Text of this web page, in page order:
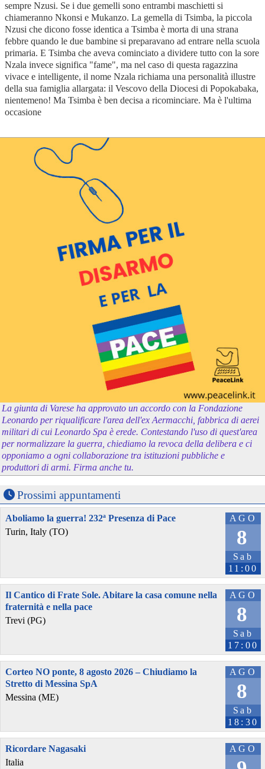
sempre Nzusi. Se i due gemelli sono entrambi maschietti si
chiameranno Nkonsi e Mukanzo. La gemella di Tsimba, la piccola
Nzusi che dicono fosse identica a Tsimba è morta di una strana
febbre quando le due bambine si preparavano ad entrare nella scuola
primaria. E Tsimba che aveva cominciato a dividere tutto con la sore
Nzala invece significa "fame", ma nel caso di questa ragazzina
vivace e intelligente, il nome Nzala richiama una personalità illustre
della sua famiglia allargata: il Vescovo della Diocesi di Popokabaka,
nientemeno! Ma Tsimba è ben decisa a ricominciare. Ma è l'ultima
occasione
La giunta di Varese ha approvato un accordo con la Fondazione
Leonardo per riqualificare l'area dell'ex Aermacchi, fabbrica di aerei
militari di cui Leonardo Spa è erede. Contestando l'uso di quest'area
per normalizzare la guerra, chiediamo la revoca della delibera e ci
opponiamo a ogni collaborazione tra istituzioni pubbliche e
produttori di armi. Firma anche tu.
Prossimi appuntamenti
AGO
8
Sab
11:00
Aboliamo la guerra! 232ª Presenza di Pace
Turin, Italy (TO)
AGO
8
Sab
17:00
Il Cantico di Frate Sole. Abitare la casa comune nella
fraternità e nella pace
Trevi (PG)
AGO
8
Sab
18:30
Corteo NO ponte, 8 agosto 2026 – Chiudiamo la
Stretto di Messina SpA
Messina (ME)
AGO
Ricordare Nagasaki
Italia